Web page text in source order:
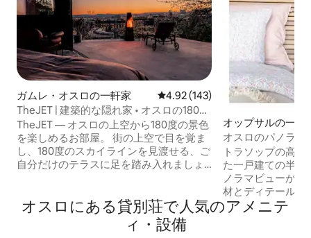
ガムレ・オスロの一軒家 レビュー143件、5つ星中4.92つ
4.92 (143)
TheJET | 建築的な隠れ家 • オスロの180度
の眺め
TheJET — オスロの上空から180度の景色
を楽しめるお部屋。 街の上空で目を覚ま
し、180度のスカイラインを見渡せる、ご
自分だけのテラスに足を踏み入れましょ
をしたり、食事をしたり、くつろいだり
しましょう。これらすべてが床から天井
までのガラスで囲まれています。 日光浴
オップサルの一軒
オスロのパノラマ
ス2つ
トラソップの高
た一戸建ての半分
ノラマビューが
材とディテールの
それぞれに特徴の
外スペース。街
オスロにある貸別荘で人気のアメニテ
ィ・設備